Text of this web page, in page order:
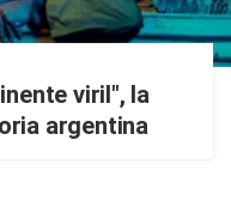
viril", la
argentina